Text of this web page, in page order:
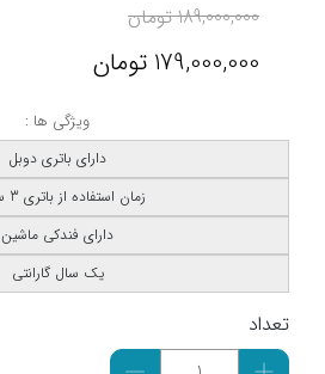
189,000,000تومان
179,000,000 تومان
ویژگی ها :
دارای باتری دوبل
زمان استفاده از باتری 3 ساعت
دارای فندکی ماشین
یک سال گارانتی
تعداد